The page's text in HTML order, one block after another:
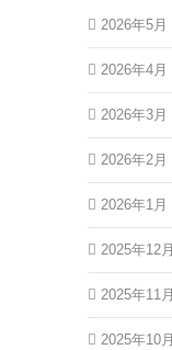
2026年5月
2026年4月
2026年3月
2026年2月
2026年1月
2025年12月
2025年11月
2025年10月